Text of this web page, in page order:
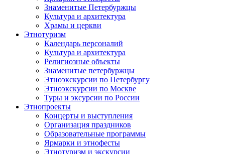
Знаменитые Петербуржцы
Культура и архитектура
Храмы и церкви
Этнотуризм
Календарь персоналий
Культура и архитектура
Религиозные объекты
Знаменитые петербуржцы
Этноэкскурсии по Петербургу
Этноэкскурсии по Москве
Туры и эксурсии по России
Этнопроекты
Концерты и выступления
Организация праздников
Образовательные программы
Ярмарки и этнофесты
Этнотуризм и экскурсии